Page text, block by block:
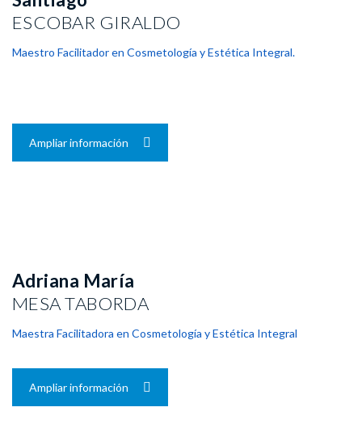
ESCOBAR GIRALDO
Maestro Facilitador en Cosmetología y Estética Integral.
Ampliar información
Adriana María
MESA TABORDA
Maestra Facilitadora en Cosmetología y Estética Integral
Ampliar información